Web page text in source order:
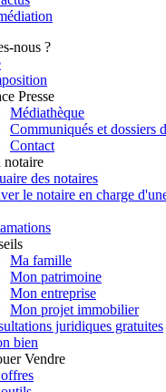
nous ?
Presse
Médiathèque
Communiqués et dossiers
Contact
notaire
des notaires
le notaire en charge
Ma famille
Mon patrimoine
Mon entreprise
Mon projet immobilier
juridiques gratuites
bien
Vendre